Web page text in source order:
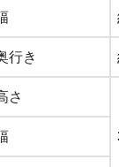
行き
さ